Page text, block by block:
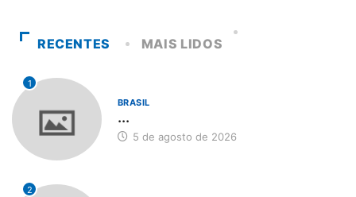
RECENTES MAIS LIDOS
1
BRASIL
...
5 de agosto de 2026
2